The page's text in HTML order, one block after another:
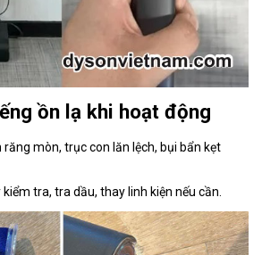
ồn lạ khi hoạt động
răng mòn, trục con lăn lệch, bụi bẩn kẹt
tra, tra dầu, thay linh kiện nếu cần.